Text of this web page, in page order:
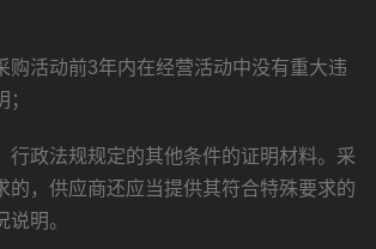
购活动前3年内在经营活动中没有重大违
行政法规规定的其他条件的证明材料。采
的，供应商还应当提供其符合特殊要求的
明。